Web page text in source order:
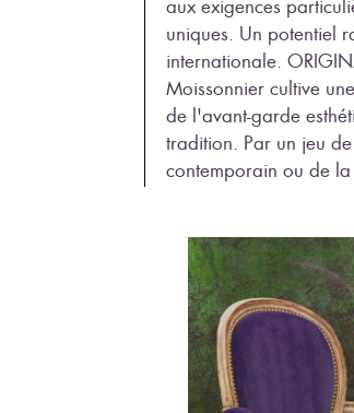
aux exigences
uniques. Un potentiel
internationale.
Moissonnier cultive
de l'avant-garde
tradition. Par un jeu
contemporain ou de